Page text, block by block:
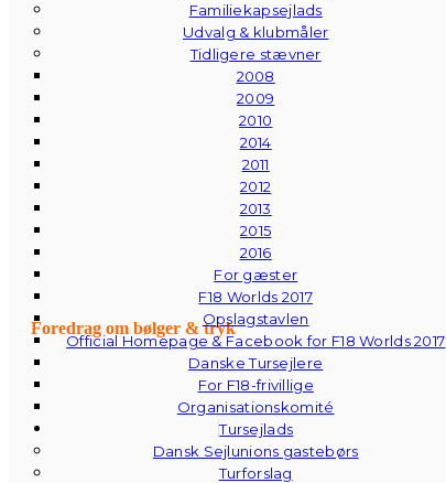
Familiekapsejlads
Udvalg & klubmåler
Tidligere stævner
2008
2009
2010
2014
2011
2012
2013
2015
2016
For gæster
F18 Worlds 2017
Opslagstavlen
Official Homepage & Facebook for F18 Worlds 2017
Danske Tursejlere
For F18-frivillige
Organisationskomité
Tursejlads
Dansk Sejlunions gastebørs
Turforslag
Foredrag om bølger & tryk